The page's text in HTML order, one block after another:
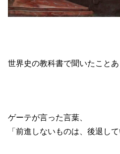
世界史の教科書で聞いたことあ
ゲーテが言った言葉、
「前進しないものは、後退して